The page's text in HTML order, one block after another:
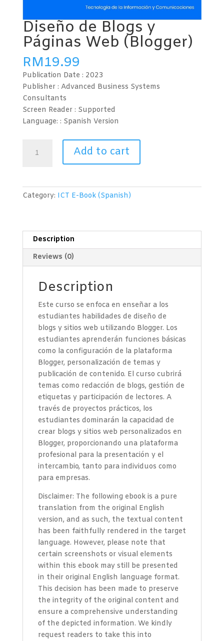
Diseño de Blogs y
Páginas Web (Blogger)
RM19.99
Publication Date : 2023
Publisher : Advanced Business Systems
Consultants
Screen Reader : Supported
Language: : Spanish Version
Páginas
Add to cart
Category: ICT E-Book (Spanish)
Description
Reviews (0)
Description
Este curso se enfoca en enseñar a los
estudiantes habilidades de diseño de
blogs y sitios web utilizando Blogger. Los
estudiantes aprenderán funciones básicas
como la configuración de la plataforma
Blogger, personalización de temas y
publicación de contenido. El curso cubrirá
temas como redacción de blogs, gestión de
etiquetas y participación de lectores. A
través de proyectos prácticos, los
estudiantes dominarán la capacidad de
crear blogs y sitios web personalizados en
Blogger, proporcionando una plataforma
profesional para la presentación y el
intercambio, tanto para individuos como
para empresas.
Disclaimer: The following ebook is a pure
translation from the original English
version, and as such, the textual content
has been faithfully rendered in the target
language. However, please note that
certain screenshots or visual elements
within this ebook may still be presented
in their original English language format.
This decision has been made to preserve
the integrity of the original content and
ensure a comprehensive understanding
of the depicted information. We kindly
request readers to take this into